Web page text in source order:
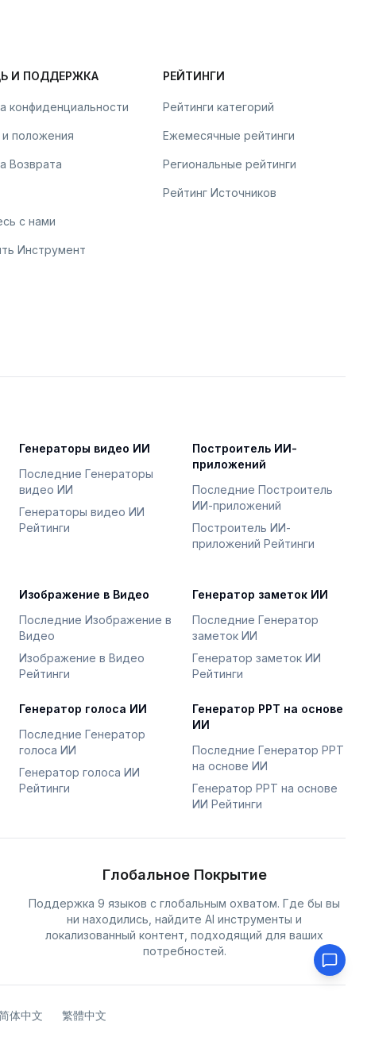
И ПОДДЕРЖКА
конфиденциальности
и положения
Возврата
с нами
Инструмент
РЕЙТИНГИ
Рейтинги категорий
Ежемесячные рейтинги
Региональные рейтинги
Рейтинг Источников
Генераторы видео ИИ
Последние Генераторы
видео ИИ
Генераторы видео ИИ
Рейтинги
Построитель ИИ-
приложений
Последние Построитель
ИИ-приложений
Построитель ИИ-
приложений Рейтинги
Изображение в Видео
Последние Изображение в
Видео
Изображение в Видео
Рейтинги
Генератор заметок ИИ
Последние Генератор
заметок ИИ
Генератор заметок ИИ
Рейтинги
Генератор голоса ИИ
Последние Генератор
голоса ИИ
Генератор голоса ИИ
Рейтинги
Генератор PPT на основе
ИИ
Последние Генератор PPT
на основе ИИ
Генератор PPT на основе
ИИ Рейтинги
Глобальное Покрытие
Поддержка 9 языков с глобальным охватом. Где бы вы
ни находились, найдите AI инструменты и
локализованный контент, подходящий для ваших
потребностей.
体中文 繁體中文